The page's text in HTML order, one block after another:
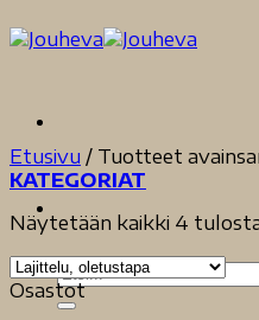
to
Etsi:
Etusivu / Tuotteet
KATEGORIAT
Näytetään kaikki 4
Osastot